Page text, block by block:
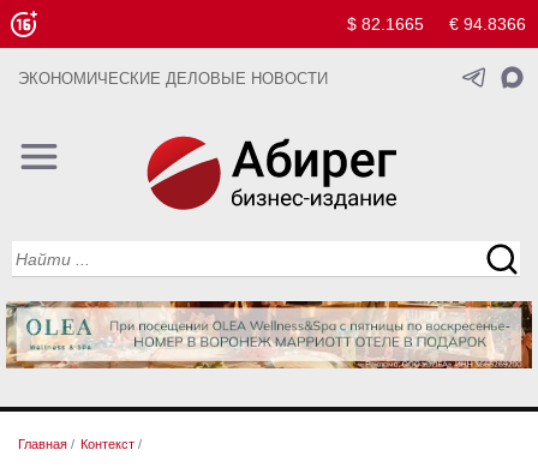
$ 82.1665 € 94.8366
ЭКОНОМИЧЕСКИЕ ДЕЛОВЫЕ НОВОСТИ
Главная / Контекст /